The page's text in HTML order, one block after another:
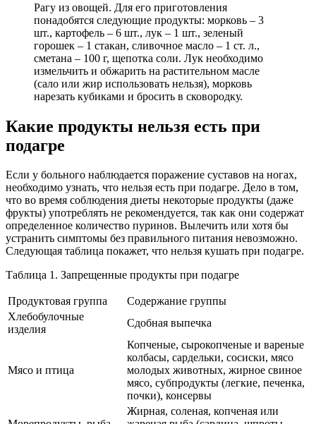
Рагу из овощей. Для его приготовления
понадобятся следующие продукты: морковь – 3
шт., картофель – 6 шт., лук – 1 шт., зеленый
горошек – 1 стакан, сливочное масло – 1 ст. л.,
сметана – 100 г, щепотка соли. Лук необходимо
измельчить и обжарить на растительном масле
(сало или жир использовать нельзя), морковь
нарезать кубиками и бросить в сковородку.
Какие продукты нельзя есть при
подагре
Если у больного наблюдается поражение суставов на ногах,
необходимо узнать, что нельзя есть при подагре. Дело в том,
что во время соблюдения диеты некоторые продукты (даже
фрукты) употреблять не рекомендуется, так как они содержат
определенное количество пуринов. Вылечить или хотя бы
устранить симптомы без правильного питания невозможно.
Следующая таблица покажет, что нельзя кушать при подагре.
Таблица 1. Запрещенные продукты при подагре
Продуктовая группа
Содержание группы
Хлебобулочные
изделия
Сдобная выпечка
Мясо и птица
Копченые, сырокопченые и вареные
колбасы, сардельки, сосиски, мясо
молодых животных, жирное свиное
мясо, субпродукты (легкие, печенка,
почки), консервы
Жирная, соленая, копченая или